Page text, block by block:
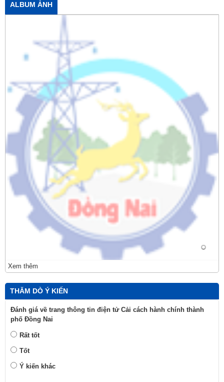
ALBUM ẢNH
Xem thêm
THĂM DÒ Ý KIẾN
Đánh giá về trang thông tin điện tử Cải cách hành chính thành
phố Đồng Nai
Rất tốt
Tốt
Ý kiến khác